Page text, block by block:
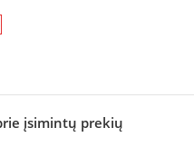
įsimintų prekių